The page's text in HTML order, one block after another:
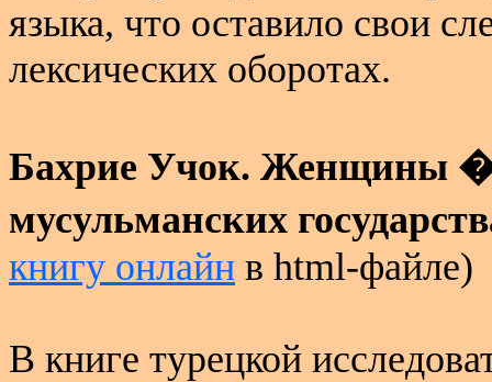
языка, что оставило свои
лексических оборотах.
Бахрие Учок. Женщины
мусульманских
книгу онлайн в html-файле)
В книге турецкой